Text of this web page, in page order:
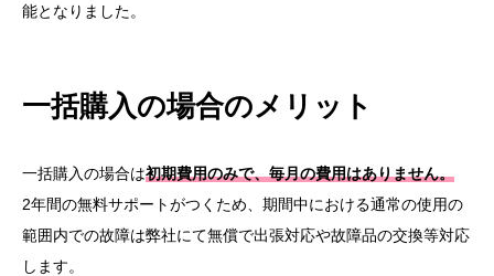
能となりました。
一括購入の場合のメリット
一括購入の場合は初期費用のみで、毎月の費用はありません。
2年間の無料サポートがつくため、期間中における通常の使用の
範囲内での故障は弊社にて無償で出張対応や故障品の交換等対応
します。
つくば市の一軒家のお見積
センドバック方式でなく、出張対応を採用
徹底した顧客満足度の追求
つくば市の個人宅の防犯カメラ導入の流れ
防犯カメラ設置工事の対応エリア